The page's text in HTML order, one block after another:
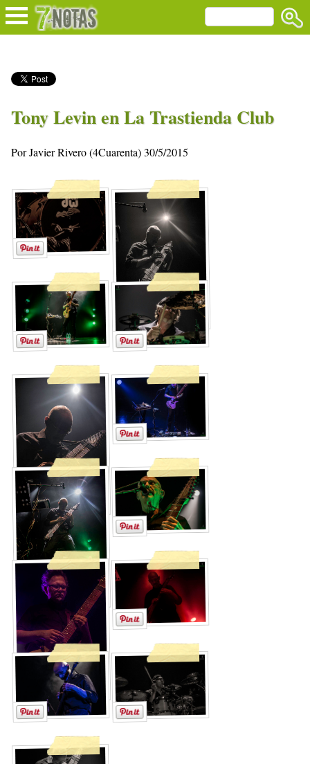
Tony Levin en La Trastienda Club
Por Javier Rivero (4Cuarenta) 30/5/2015